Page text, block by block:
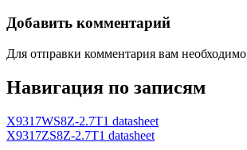
Добавить комментарий
Для отправки комментария вам необходимо
Навигация по записям
X9317WS8Z-2.7T1 datasheet
X9317ZS8Z-2.7T1 datasheet